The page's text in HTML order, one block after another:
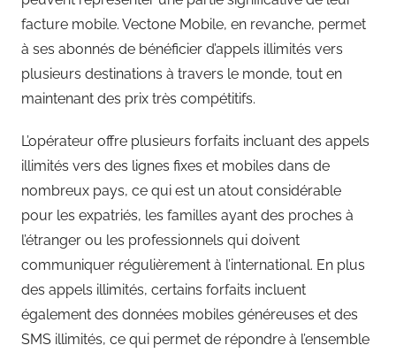
facture mobile. Vectone Mobile, en revanche, permet
à ses abonnés de bénéficier d’appels illimités vers
plusieurs destinations à travers le monde, tout en
maintenant des prix très compétitifs.
L’opérateur offre plusieurs forfaits incluant des appels
illimités vers des lignes fixes et mobiles dans de
nombreux pays, ce qui est un atout considérable
pour les expatriés, les familles ayant des proches à
l’étranger ou les professionnels qui doivent
communiquer régulièrement à l’international. En plus
des appels illimités, certains forfaits incluent
également des données mobiles généreuses et des
SMS illimités, ce qui permet de répondre à l’ensemble